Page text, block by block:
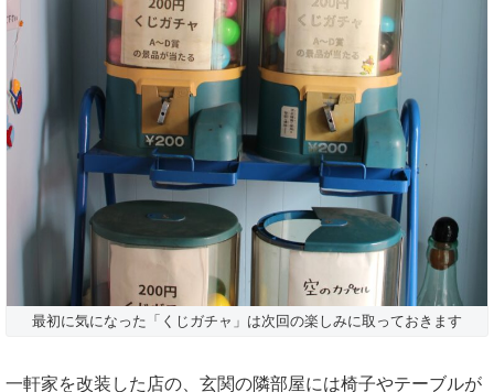
最初に気になった「くじガチャ」は次回の楽しみに取っておきます
一軒家を改装した店の、玄関の隣部屋には椅子やテーブルが